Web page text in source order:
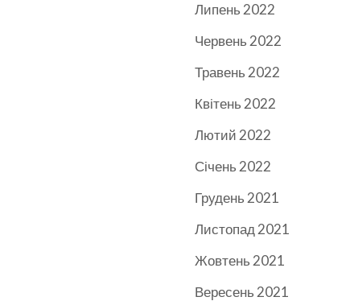
Липень 2022
Червень 2022
Травень 2022
Квітень 2022
Лютий 2022
Січень 2022
Грудень 2021
Листопад 2021
Жовтень 2021
Вересень 2021